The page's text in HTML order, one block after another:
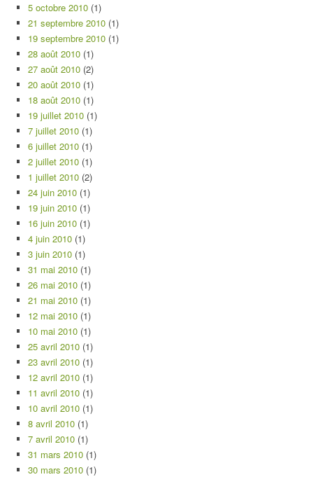
5 octobre 2010 (1)
21 septembre 2010 (1)
19 septembre 2010 (1)
28 août 2010 (1)
27 août 2010 (2)
20 août 2010 (1)
18 août 2010 (1)
19 juillet 2010 (1)
7 juillet 2010 (1)
6 juillet 2010 (1)
2 juillet 2010 (1)
1 juillet 2010 (2)
24 juin 2010 (1)
19 juin 2010 (1)
16 juin 2010 (1)
4 juin 2010 (1)
3 juin 2010 (1)
31 mai 2010 (1)
26 mai 2010 (1)
21 mai 2010 (1)
12 mai 2010 (1)
10 mai 2010 (1)
25 avril 2010 (1)
23 avril 2010 (1)
12 avril 2010 (1)
11 avril 2010 (1)
10 avril 2010 (1)
8 avril 2010 (1)
7 avril 2010 (1)
31 mars 2010 (1)
30 mars 2010 (1)